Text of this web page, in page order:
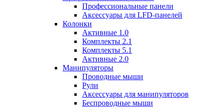
Профессиональные панели
Аксессуары для LFD-панелей
Колонки
Активные 1.0
Комплекты 2.1
Комплекты 5.1
Активные 2.0
Манипуляторы
Проводные мыши
Рули
Аксессуары для манипуляторов
Беспроводные мыши